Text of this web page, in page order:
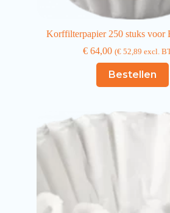
Korffilterpapier 250 stuks voor
€ 64,00 (€ 52,89 excl.
Bestellen